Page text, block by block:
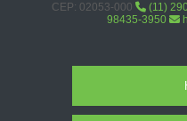
CEP: 02053-000
(11)
98435-3950